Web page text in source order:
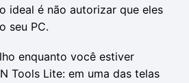
ideal é não autorizar que eles
seu PC.
enquanto você estiver
Tools Lite: em uma das telas